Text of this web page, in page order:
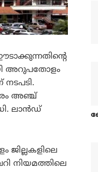
അറുപതോളം
അഞ്ച്
ലാന്‍ഡ്
നിയമത്തിലെ